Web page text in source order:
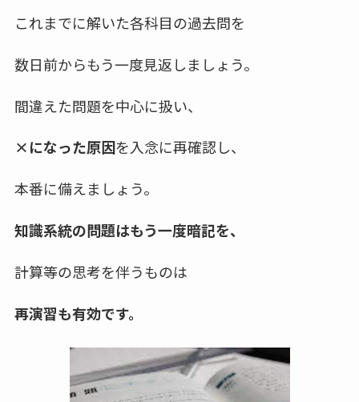
これまでに解いた各科目の過去問を
数日前からもう一度見返しましょう。
間違えた問題を中心に扱い、
×になった原因を入念に再確認し、
本番に備えましょう。
知識系統の問題はもう一度暗記を、
計算等の思考を伴うものは
再演習も有効です。